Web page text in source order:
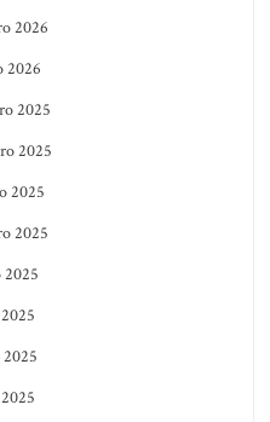
2026
2026
2025
2025
2025
2025
2025